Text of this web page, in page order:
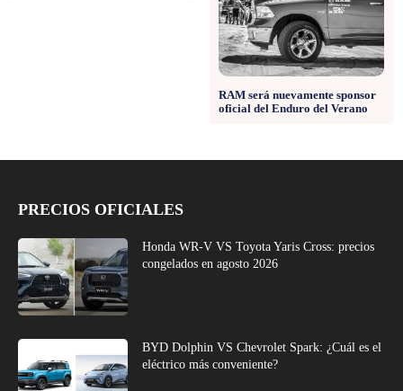
RAM será nuevamente sponsor
oficial del Enduro del Verano
PRECIOS OFICIALES
Honda WR-V VS Toyota Yaris Cross: precios
congelados en agosto 2026
BYD Dolphin VS Chevrolet Spark: ¿Cuál es el
eléctrico más conveniente?